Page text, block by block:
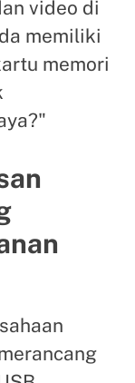
video di
memiliki
memori